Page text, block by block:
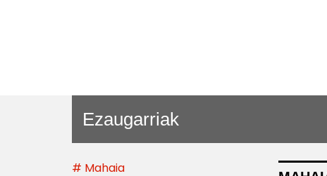
Ezaugarriak
# Mahaia